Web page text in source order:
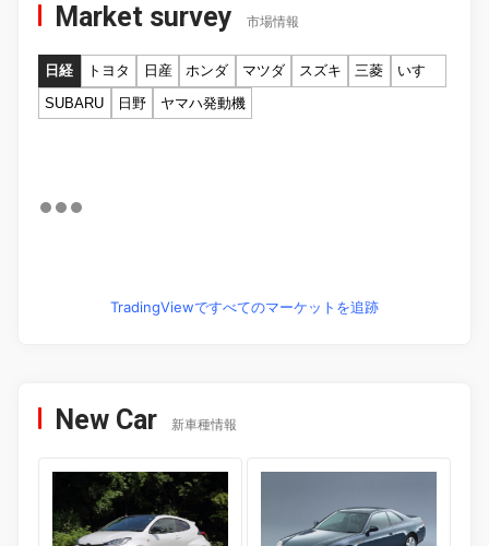
Market survey 市場情報
日経 トヨタ 日産 ホンダ マツダ スズキ 三菱
いすゞ
SUBARU
日野 ヤマハ発動機
TradingViewですべてのマーケットを追跡
New Car 新車種情報